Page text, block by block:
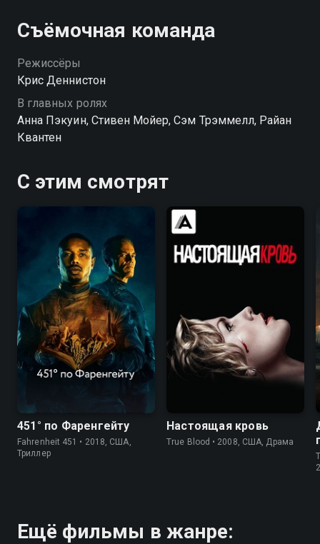
Съёмочная команда
Режиссёры
Крис Деннистон
В главных ролях
Анна Пэкуин, Стивен Мойер, Сэм Трэммелл, Райан
Квантен
С этим смотрят
451° по Фаренгейту
Fahrenheit 451 • 2018, США,
Триллер
Настоящая кровь
True Blood • 2008, США, Драма
Ещё фильмы в жанре: